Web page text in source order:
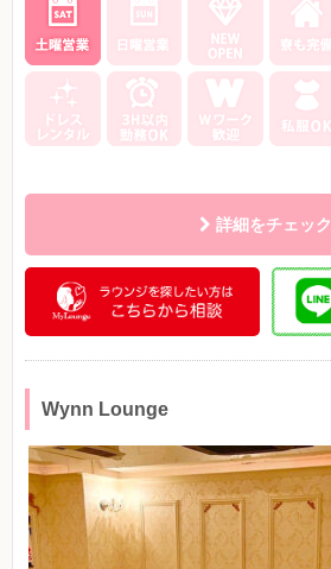
詳細をチェック
Wynn Lounge